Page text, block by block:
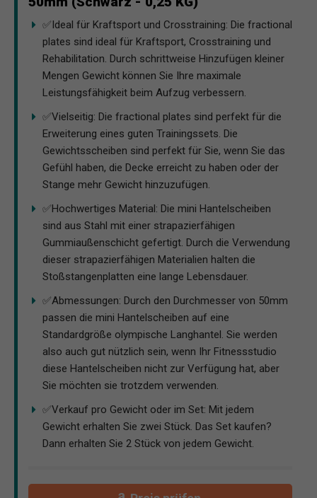
✅Ideal für Kraftsport und Crosstraining: Die fractional
plates sind ideal für Kraftsport, Crosstraining und
Rehabilitation. Durch schrittweise Hinzufügen kleiner
Mengen Gewicht können Sie Ihre maximale
Leistungsfähigkeit beim Aufzug verbessern.
✅Vielseitig: Die fractional plates sind perfekt für die
Erweiterung eines guten Trainingssets. Die
Gewichtsscheiben sind perfekt für Sie, wenn Sie das
Gefühl haben, die Decke erreicht zu haben oder der
Stange mehr Gewicht hinzuzufügen.
✅Hochwertiges Material: Die mini Hantelscheiben
sind aus Stahl mit einer strapazierfähigen
Gummiaußenschicht gefertigt. Durch die Verwendung
dieser strapazierfähigen Materialien halten die
Stoßstangenplatten eine lange Lebensdauer.
✅Abmessungen: Durch den Durchmesser von 50mm
passen die mini Hantelscheiben auf eine
Standardgröße olympische Langhantel. Sie werden
also auch gut nützlich sein, wenn Ihr Fitnessstudio
diese Hantelscheiben nicht zur Verfügung hat, aber
Sie möchten sie trotzdem verwenden.
✅Verkauf pro Gewicht oder im Set: Mit jedem
Gewicht erhalten Sie zwei Stück. Das Set kaufen?
Dann erhalten Sie 2 Stück von jedem Gewicht.